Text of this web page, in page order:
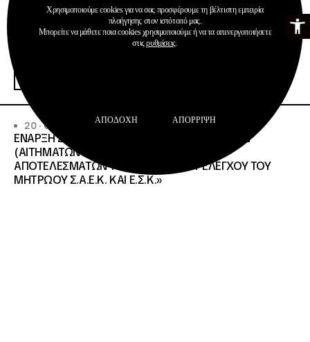
Ανοίξτε
20 · 07 · 2026
ΕΝΑΡΞΗ ΔΙΑΔΙΚΑΣΙΑΣ ΥΠΟΒΟΛΗΣ ΕΝΣΤΑΣΕΩΝ
(ΑΙΤΗΜΑΤΩΝ ΕΠΑΝΕΛΕΓΧΟΥ) ΕΠΙ ΤΩΝ
ΑΠΟΤΕΛΕΣΜΑΤΩΝ ΤΟΥ ΔΙΟΙΚΗΤΙΚΟΥ ΕΛΕΓΧΟΥ ΤΟΥ
ΜΗΤΡΩΟΥ Σ.Α.Ε.Κ. ΚΑΙ Ε.Σ.Κ.»
Χρησιμοποιούμε cookies για να σας προσφέρουμε τη βέλτιστη εμπειρία
πλοήγησης στον ιστότοπό μας.
Μπορείτε να μάθετε ποια cookies χρησιμοποιούμε ή να τα απενεργοποιήσετε
στιςρυθμίσεις.
ΑΠΟΔΟΧΉ ΑΠΌΡΡΙΨΗ